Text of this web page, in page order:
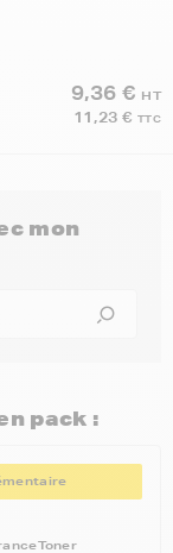
9,36 € HT
11,23 € TTC
mon
pack :